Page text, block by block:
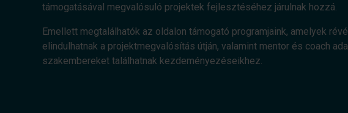
támogatásával megvalósuló projektek fejlesztéséhez járulnak hozzá.
Emellett megtalálhatók az oldalon támogató programjaink, amelyek
elindulhatnak a projektmegvalósítás útján, valamint mentor és coach
szakembereket találhatnak kezdeményezéseikhez.